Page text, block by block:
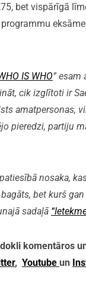
bet vispārīgā
IS WHO”
cik izglītoti ir
amatpersonas,
pieredzi, partiju
nosaka,
bet kurš
sadaļā
komentāros
, Youtube un